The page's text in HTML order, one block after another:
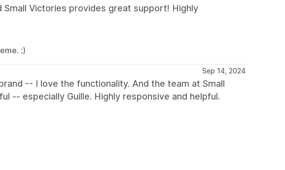
Victories provides great support! Highly
:)
Sep 14, 2024
-- I love the functionality. And the team at Small
-- especially Guille. Highly responsive and helpful.